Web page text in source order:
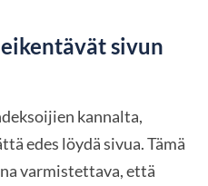
sivun
kannalta,
edes löydä sivua. Tämä
varmistettava, että